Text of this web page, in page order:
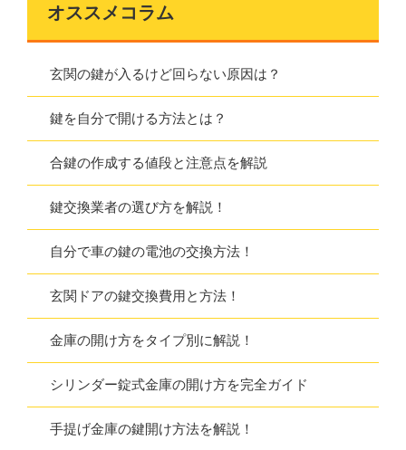
オススメコラム
玄関の鍵が入るけど回らない原因は？
鍵を自分で開ける方法とは？
合鍵の作成する値段と注意点を解説
鍵交換業者の選び方を解説！
自分で車の鍵の電池の交換方法！
玄関ドアの鍵交換費用と方法！
金庫の開け方をタイプ別に解説！
シリンダー錠式金庫の開け方を完全ガイド
手提げ金庫の鍵開け方法を解説！